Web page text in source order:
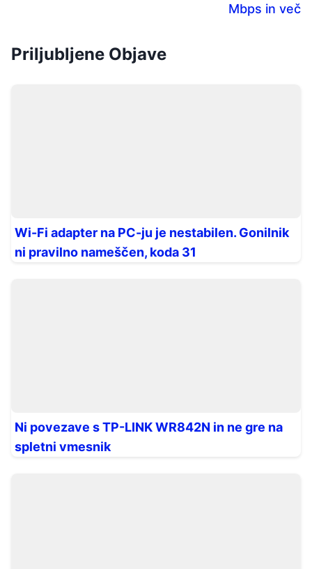
Mbps in več
Priljubljene Objave
Wi-Fi adapter na PC-ju je nestabilen. Gonilnik
ni pravilno nameščen, koda 31
Ni povezave s TP-LINK WR842N in ne gre na
spletni vmesnik